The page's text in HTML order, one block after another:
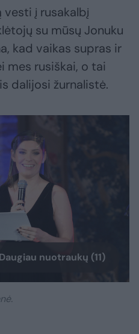
vesti į rusakalbį
su mūsų Jonuku
kad vaikas supras ir
mes rusiškai, o tai
dalijosi žurnalistė.
Daugiau nuotraukų (11)